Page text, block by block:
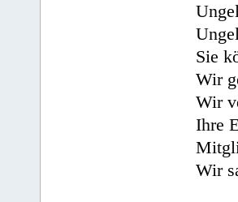
Sie
Wir
Wir
Ihre
Wir